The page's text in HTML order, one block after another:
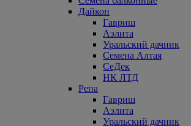
Дайкон
Гавриш
Аэлита
Уральский дачник
Семена Алтая
СеДек
НК ЛТД
Репа
Гавриш
Аэлита
Уральский дачник